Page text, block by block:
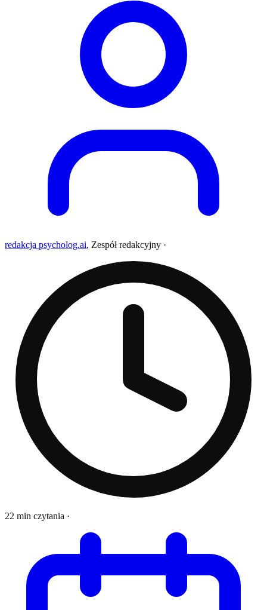
redakcja psycholog.ai, Zespół redakcyjny ·
22 min czytania ·